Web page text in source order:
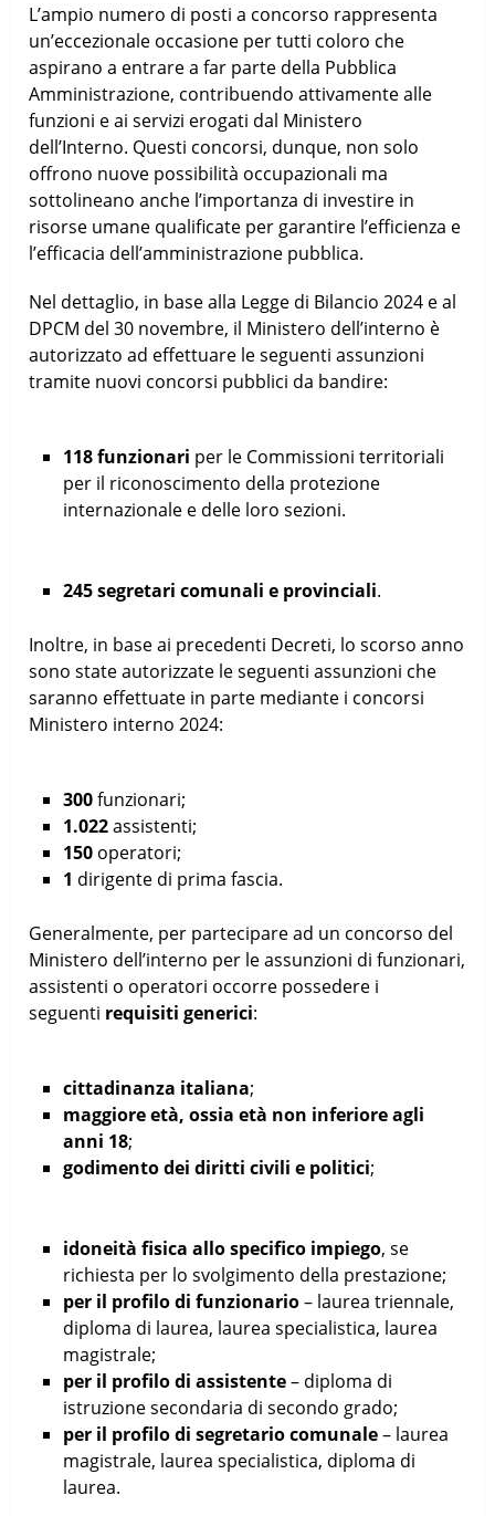
L’ampio numero di posti a concorso rappresenta
un’eccezionale occasione per tutti coloro che
aspirano a entrare a far parte della Pubblica
Amministrazione, contribuendo attivamente alle
funzioni e ai servizi erogati dal Ministero
dell’Interno. Questi concorsi, dunque, non solo
offrono nuove possibilità occupazionali ma
sottolineano anche l’importanza di investire in
risorse umane qualificate per garantire l’efficienza e
l’efficacia dell’amministrazione pubblica.
Nel dettaglio, in base alla Legge di Bilancio 2024 e al
DPCM del 30 novembre, il Ministero dell’interno è
autorizzato ad effettuare le seguenti assunzioni
tramite nuovi concorsi pubblici da bandire:
118 funzionari per le Commissioni territoriali
per il riconoscimento della protezione
internazionale e delle loro sezioni.
245 segretari comunali e provinciali.
Inoltre, in base ai precedenti Decreti, lo scorso anno
sono state autorizzate le seguenti assunzioni che
saranno effettuate in parte mediante i concorsi
Ministero interno 2024:
300funzionari;
1.022assistenti;
150operatori;
1 dirigente di prima fascia.
Generalmente, per partecipare ad un concorso del
Ministero dell’interno per le assunzioni di funzionari,
assistenti o operatori occorre possedere i
seguenti requisiti generici:
cittadinanza italiana;
maggiore età, ossia età non inferiore agli
anni 18;
godimento dei diritti civili e politici;
idoneità fisica allo specifico impiego, se
richiesta per lo svolgimento della prestazione;
per il profilo di funzionario– laurea triennale,
diploma di laurea, laurea specialistica, laurea
magistrale;
per il profilo di assistente– diploma di
istruzione secondaria di secondo grado;
per il profilo di segretario comunale– laurea
magistrale, laurea specialistica, diploma di
laurea.